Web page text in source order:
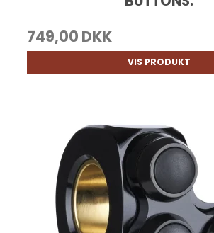
749,00 DKK
VIS PRODUKT